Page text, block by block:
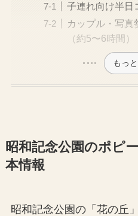
子連れ向け半日
カップル・写真
（約5〜6時間）
もっ
昭和記念公園のポピ
本情報
昭和記念公園の「花の丘